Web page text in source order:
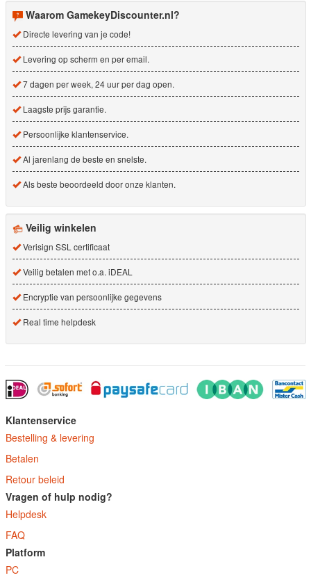
Waarom GamekeyDiscounter.nl?
Directe levering van je code!
Levering op scherm en per email.
7 dagen per week, 24 uur per dag open.
Laagste prijs garantie.
Persoonlijke klantenservice.
Al jarenlang de beste en snelste.
Als beste beoordeeld door onze klanten.
Veilig winkelen
Verisign SSL certificaat
Veilig betalen met o.a. iDEAL
Encryptie van persoonlijke gegevens
Real time helpdesk
Klantenservice
Bestelling & levering
Betalen
Retour beleid
Vragen of hulp nodig?
Helpdesk
FAQ
Platform
PC